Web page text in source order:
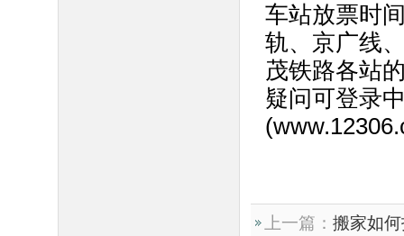
车站放票时
轨、京广线
茂铁路各站
疑问可登录
上一篇： 搬家如